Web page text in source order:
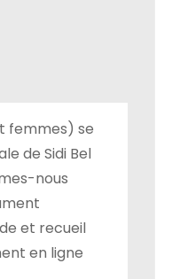
femmes) se
de Sidi Bel
nous
et recueil
en ligne